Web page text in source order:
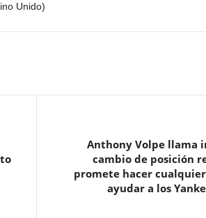
Unido)
Anthony Volpe llama
cambio de posición
promete hacer
ayudar a los